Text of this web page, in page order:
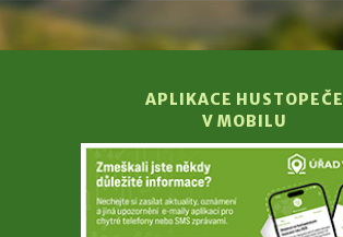
APLIKACE HUSTOPEČE
V MOBILU